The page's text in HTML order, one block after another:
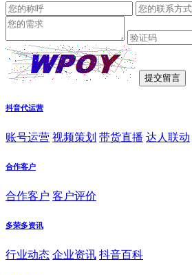
抖音代运营
账号运营 视频策划 带货直播 达人联动
合作客户
合作客户 客户评价
多荣多资讯
行业动态 企业资讯 抖音百科